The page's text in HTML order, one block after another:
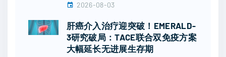
2026-08-03
肝癌介入治疗迎突破！EMERALD-
3研究破局：TACE联合双免疫方案
大幅延长无进展生存期